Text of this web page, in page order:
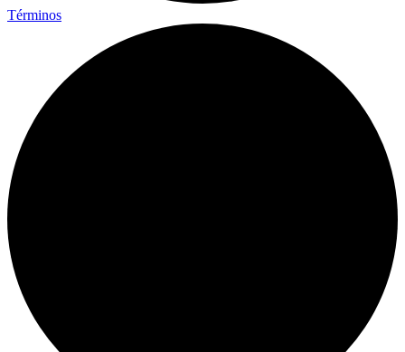
Términos